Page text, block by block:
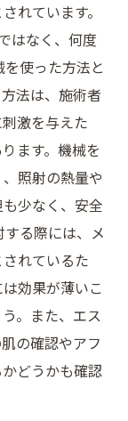
れています。
はなく、何度
使った方法と
法は、施術者
激を与えた
ます。機械を
照射の熱量や
少なく、安全
る際には、メ
れているた
効果が薄いこ
。また、エス
の確認やアフ
どうかも確認